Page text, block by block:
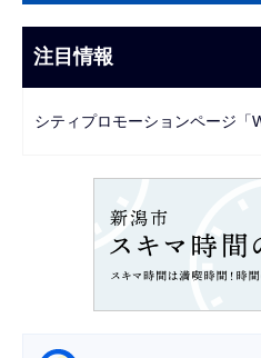
こ
ま
で
ビ
ー
注目情報
シティプロモーションページ「